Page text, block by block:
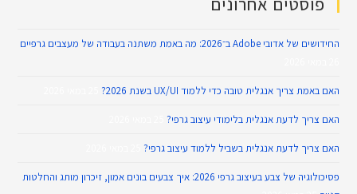
החידושים של אדובי Adobe ב־2026: מה באמת משתנה בעבודה של מעצבים גרפיים
האם באמת צריך אנגלית טובה כדי ללמוד UX/UI בשנת 2026?
האם צריך לדעת אנגלית בלימודי עיצוב גרפי?
האם צריך לדעת אנגלית בשביל ללמוד עיצוב גרפי?
פסיכולוגיה של צבע בעיצוב גרפי 2026: איך צבעים בונים אמון, זיכרון מותג והחלטות